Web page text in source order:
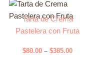
Tarta de Crema
Pastelera con Fruta
$80.00 – $385.00
range:
$80.00
through
Este
producto
tiene
variantes.